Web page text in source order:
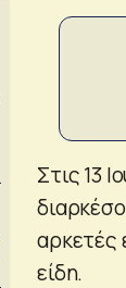
Στις 13
αρκετές
είδη.